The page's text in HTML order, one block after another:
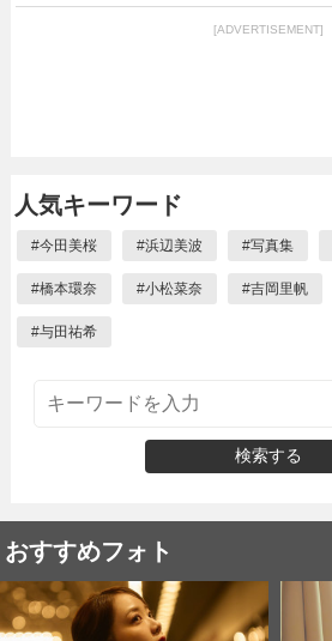
[ADVERTISEMENT]
人気キーワード
#今田美桜 #浜辺美波 #写真集
#橋本環奈 #小松菜奈 #吉岡里帆
#与田祐希
検索する
おすすめフォト